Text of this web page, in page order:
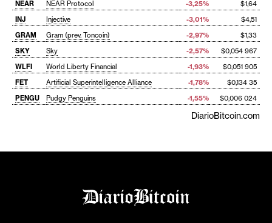
NEAR
NEAR Protocol -3,25%
$1,64
INJ
Injective -3,01%
$4,51
GRAM
Gram (prev. Toncoin) -2,97%
$1,33
SKY
Sky -2,57%
$0,054 967
WLFI
World Liberty Financial -1,93%
$0,051 905
FET
Artificial Superintelligence Alliance -1,78%
$0,134 35
PENGU
Pudgy Penguins -1,55% $0,006 024
DiarioBitcoin.com